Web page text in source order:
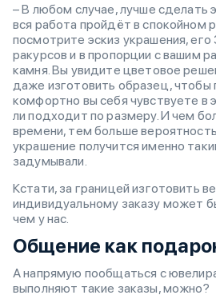
– В любом случае, лучше сделать
вся работа пройдёт в спокойном
посмотрите эскиз украшения,
ракурсов и в пропорции с вашим
камня. Вы увидите цветовое
даже изготовить образец, чтобы
комфортно вы себя чувствуете в
ли подходит по размеру. И чем
времени, тем больше
украшение получится именно
задумывали.
Кстати, за границей изготовить
индивидуальному заказу может
чем у нас.
Общение как
А напрямую пообщаться с
выполняют такие заказы, можно?